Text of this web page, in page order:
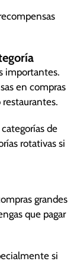
importantes.
en compras
de
rotativas si
grandes
que pagar
si